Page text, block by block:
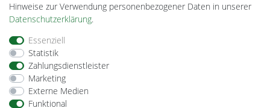
Impressum
Barrierefreiheitserklärung
Hinweise zur Verwendung personenbezogener Daten in unserer
Daten­schutz­erklärung.
Essenziell
Statistik
Zahlungsdienstleister
Marketing
Externe Medien
Funktional